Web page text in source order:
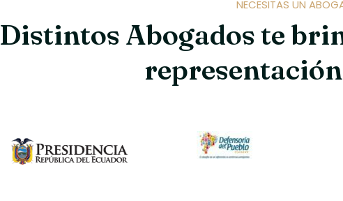
NECESITAS UN
Distintos Abogados te